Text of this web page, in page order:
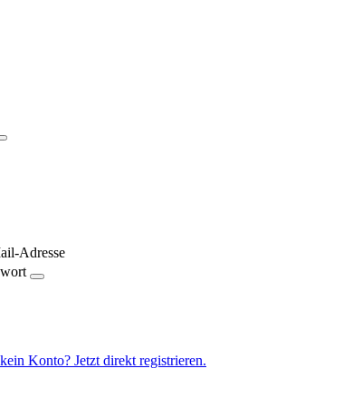
Adresse
Konto? Jetzt direkt registrieren.